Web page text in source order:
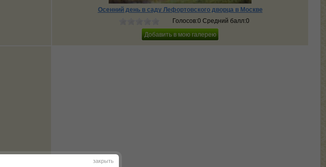
Осенний день в саду Лефортовского дворца в Москве
Голосов:0 Средний балл:0
закрыть